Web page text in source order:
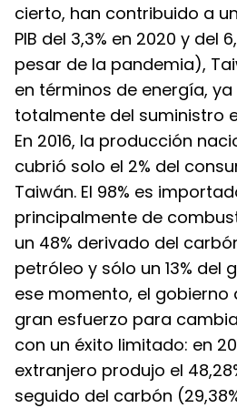
cierto, han contribuido a
PIB del 3,3% en 2020 y del
pesar de la pandemia),
en términos de energía,
totalmente del suministro
En 2016, la producción
cubrió solo el 2% del
Taiwán. El 98% es
principalmente de
un 48% derivado del
petróleo y sólo un 13% del
ese momento, el gobierno
gran esfuerzo para
con un éxito limitado: en
extranjero produjo el
seguido del carbón